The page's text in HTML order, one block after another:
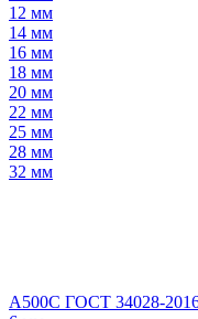
12 мм
14 мм
16 мм
18 мм
20 мм
22 мм
25 мм
28 мм
32 мм
А500С ГОСТ 34028-